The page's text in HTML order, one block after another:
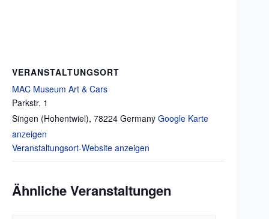
VERANSTALTUNGSORT
MAC Museum Art & Cars
Parkstr. 1
Singen (Hohentwiel), 78224 Germany Google Karte
anzeigen
Veranstaltungsort-Website anzeigen
Ähnliche Veranstaltungen